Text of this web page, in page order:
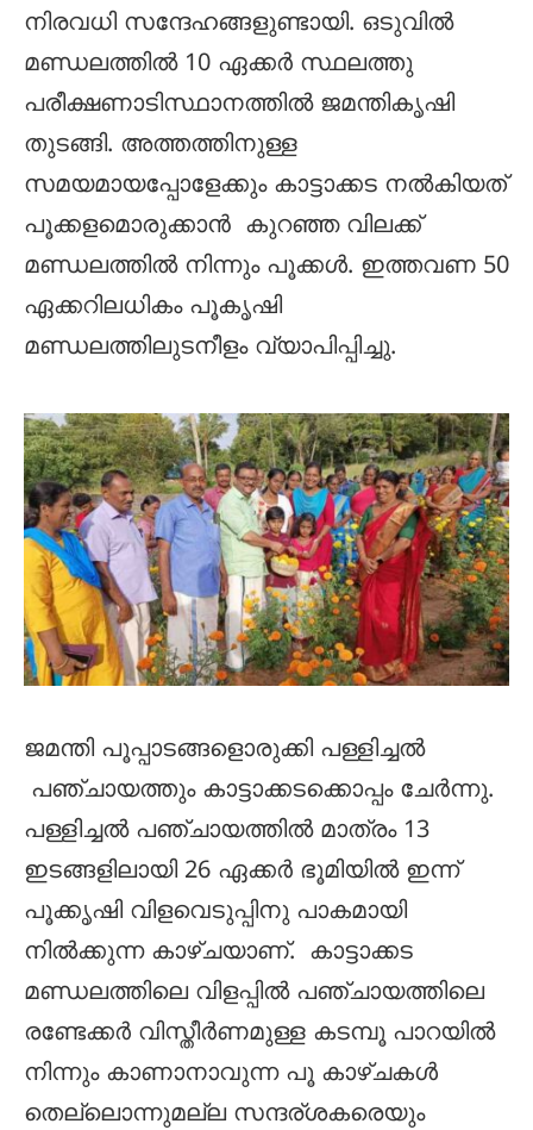
നിരവധി സന്ദേഹങ്ങളുണ്ടായി. ഒടുവിൽ
മണ്ഡലത്തിൽ 10 ഏക്കർ സ്ഥലത്തു
പരീക്ഷണാടിസ്ഥാനത്തിൽ ജമന്തികൃഷി
തുടങ്ങി. അത്തത്തിനുള്ള
സമയമായപ്പോളേക്കും കാട്ടാക്കട നൽകിയത്
പൂക്കളമൊരുക്കാൻ കുറഞ്ഞ വിലക്ക്
മണ്ഡലത്തിൽ നിന്നും പൂക്കൾ. ഇത്തവണ 50
ഏക്കറിലധികം പൂകൃഷി
മണ്ഡലത്തിലുടനീളം വ്യാപിപ്പിച്ചു.
ജമന്തി പൂപ്പാടങ്ങളൊരുക്കി പള്ളിച്ചൽ
പഞ്ചായത്തും കാട്ടാക്കടക്കൊപ്പം ചേർന്നു.
പള്ളിച്ചൽ പഞ്ചായത്തിൽ മാത്രം 13
ഇടങ്ങളിലായി 26 ഏക്കർ ഭൂമിയിൽ ഇന്ന്
പൂക്കൃഷി വിളവെടുപ്പിനു പാകമായി
നിൽക്കുന്ന കാഴ്ചയാണ്. കാട്ടാക്കട
മണ്ഡലത്തിലെ വിളപ്പിൽ പഞ്ചായത്തിലെ
രണ്ടേക്കർ വിസ്തീർണമുള്ള കടമ്പൂ പാറയിൽ
നിന്നും കാണാനാവുന്ന പൂ കാഴ്ചകൾ
തെല്ലൊന്നുമല്ല സന്ദര്ശകരെയും